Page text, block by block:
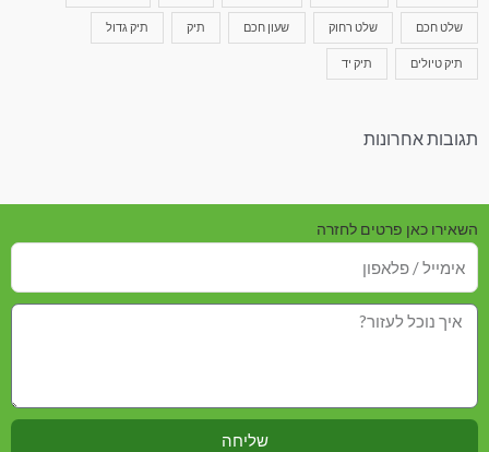
שלט חכם שלט רחוק שעון חכם תיק תיק גדול
תיק טיולים תיק יד
תגובות אחרונות
השאירו כאן פרטים לחזרה
שליחה